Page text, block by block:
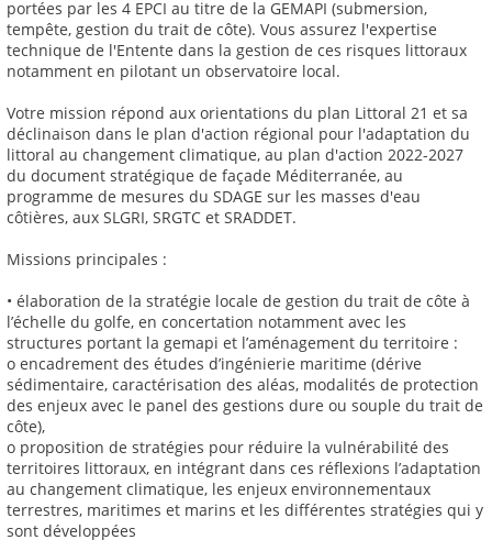
portées par les 4 EPCI au titre de la GEMAPI (submersion,
tempête, gestion du trait de côte). Vous assurez l'expertise
technique de l'Entente dans la gestion de ces risques littoraux
notamment en pilotant un observatoire local.
Votre mission répond aux orientations du plan Littoral 21 et sa
déclinaison dans le plan d'action régional pour l'adaptation du
littoral au changement climatique, au plan d'action 2022-2027
du document stratégique de façade Méditerranée, au
programme de mesures du SDAGE sur les masses d'eau
côtières, aux SLGRI, SRGTC et SRADDET.
Missions principales :
• élaboration de la stratégie locale de gestion du trait de côte à
l’échelle du golfe, en concertation notamment avec les
structures portant la gemapi et l’aménagement du territoire :
o encadrement des études d’ingénierie maritime (dérive
sédimentaire, caractérisation des aléas, modalités de protection
des enjeux avec le panel des gestions dure ou souple du trait de
côte),
o proposition de stratégies pour réduire la vulnérabilité des
territoires littoraux, en intégrant dans ces réflexions l’adaptation
au changement climatique, les enjeux environnementaux
terrestres, maritimes et marins et les différentes stratégies qui y
sont développées